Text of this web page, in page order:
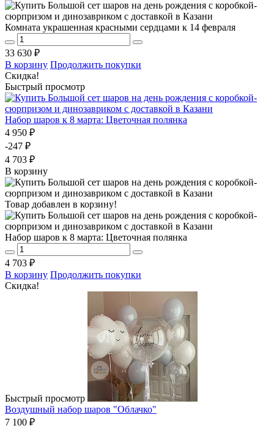
Комната украшенная красными сердцами к 14 февраля
33 630 ₽
В корзину Продолжить покупки
Скидка!
Быстрый просмотр
Набор шаров к 8 марта: Цветочная полянка
4 950 ₽
-247 ₽
4 703 ₽
В корзину
Товар добавлен в корзину!
Набор шаров к 8 марта: Цветочная полянка
4 703 ₽
В корзину Продолжить покупки
Скидка!
Быстрый просмотр
Воздушный набор шаров "Облачко"
7 100 ₽